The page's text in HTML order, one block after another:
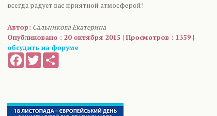
всегда радует вас приятной атмосферой!
Автор: Сальникова Екатерина
Опубликовано : 20 октября 2015 | Просмотров : 1359 |
обсудить на форуме
FacebookTwitter